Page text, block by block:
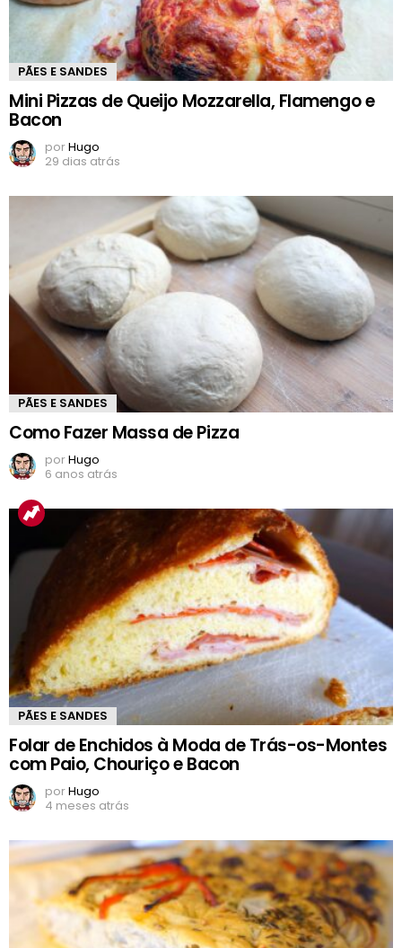
PÃES E SANDES
Mini Pizzas de Queijo Mozzarella, Flamengo e
Bacon
porHugo
29 dias atrás
PÃES E SANDES
Como Fazer Massa de Pizza
porHugo
6 anos atrás
PÃES E SANDES
Folar de Enchidos à Moda de Trás-os-Montes
com Paio, Chouriço e Bacon
porHugo
4 meses atrás